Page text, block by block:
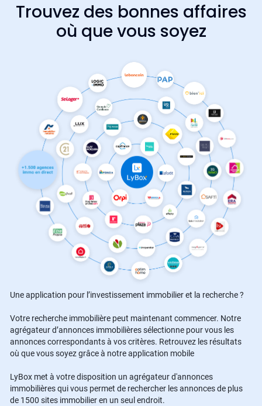
Trouvez des bonnes affaires
où que vous soyez
Une application pour l’investissement immobilier et la recherche ?
Votre recherche immobilière peut maintenant commencer. Notre
agrégateur d’annonces immobilières sélectionne pour vous les
annonces correspondants à vos critères. Retrouvez les résultats
où que vous soyez grâce à notre application mobile
LyBox met à votre disposition un agrégateur d'annonces
immobilières qui vous permet de rechercher les annonces de plus
de 1500 sites immobilier en un seul endroit.